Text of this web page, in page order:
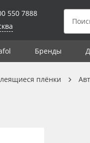
550 7888
Бренды
плёнки